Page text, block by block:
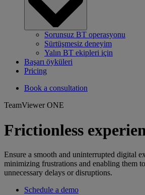
Sorunsuz BT operasyonu
Sürtüşmesiz deneyim
Yalın BT ekipleri için
Başarı öyküleri
Pricing
Book a consultation
TeamViewer ONE
Frictionless
Ensure a smooth and uninterrupted digital
minimizing frustrations and enabling them
unnecessary delays or disruptions.
Schedule a demo